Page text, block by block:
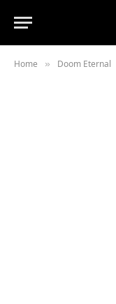
Home » Doom Eternal